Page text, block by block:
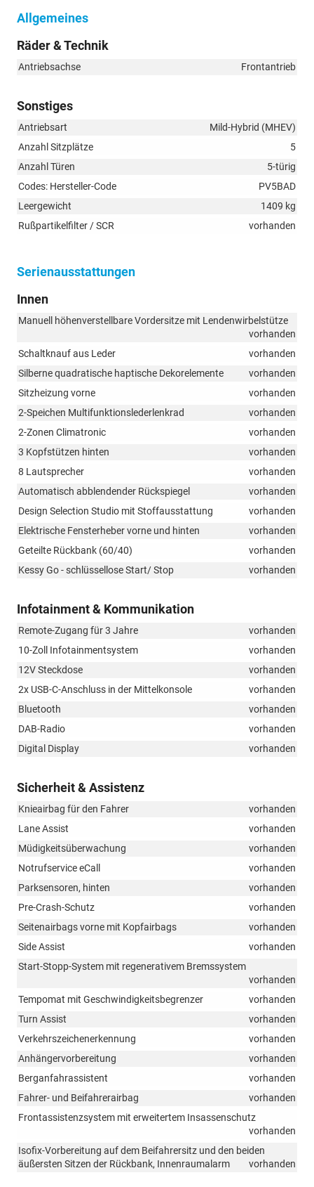
Allgemeines
Räder & Technik
Antriebsachse Frontantrieb
Sonstiges
Antriebsart
Mild-Hybrid (MHEV)
Anzahl Sitzplätze
5
Anzahl Türen
5-türig
Codes: Hersteller-Code
PV5BAD
Leergewicht
1409 kg
Rußpartikelfilter / SCR
vorhanden
Serienausstattungen
Innen
Manuell höhenverstellbare Vordersitze mit Lendenwirbelstütze
vorhanden
Schaltknauf aus Leder
vorhanden
Silberne quadratische haptische Dekorelemente
vorhanden
Sitzheizung vorne
vorhanden
2-Speichen Multifunktionslederlenkrad
vorhanden
2-Zonen Climatronic
vorhanden
3 Kopfstützen hinten
vorhanden
8 Lautsprecher
vorhanden
Automatisch abblendender Rückspiegel
vorhanden
Design Selection Studio mit Stoffausstattung
vorhanden
Elektrische Fensterheber vorne und hinten
vorhanden
Geteilte Rückbank (60/40)
vorhanden
Kessy Go - schlüssellose Start/ Stop
vorhanden
Infotainment & Kommunikation
Remote-Zugang für 3 Jahre
vorhanden
10-Zoll Infotainmentsystem
vorhanden
12V Steckdose
vorhanden
2x USB-C-Anschluss in der Mittelkonsole
vorhanden
Bluetooth
vorhanden
DAB-Radio
vorhanden
Digital Display
vorhanden
Sicherheit & Assistenz
Knieairbag für den Fahrer
vorhanden
Lane Assist
vorhanden
Müdigkeitsüberwachung
vorhanden
Notrufservice eCall
vorhanden
Parksensoren, hinten
vorhanden
Pre-Crash-Schutz
vorhanden
Seitenairbags vorne mit Kopfairbags
vorhanden
Side Assist
vorhanden
Start-Stopp-System mit regenerativem Bremssystem
vorhanden
Tempomat mit Geschwindigkeitsbegrenzer
vorhanden
Turn Assist
vorhanden
Verkehrszeichenerkennung
vorhanden
Anhängervorbereitung
vorhanden
Berganfahrassistent
vorhanden
Fahrer- und Beifahrerairbag
vorhanden
Frontassistenzsystem mit erweitertem Insassenschutz
vorhanden
Isofix-Vorbereitung auf dem Beifahrersitz und den beiden
äußersten Sitzen der Rückbank, Innenraumalarm
vorhanden